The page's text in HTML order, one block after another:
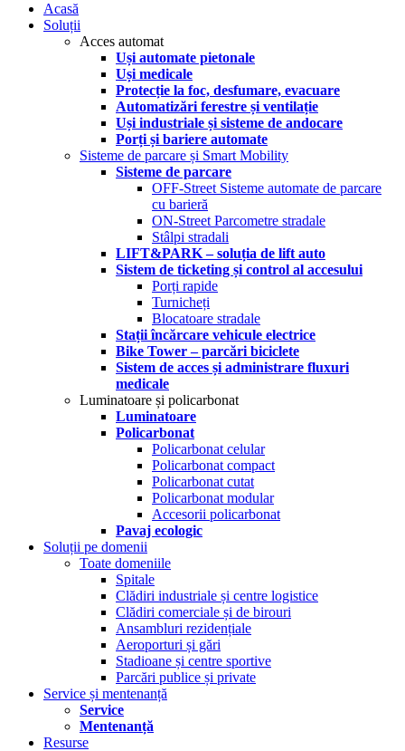
Acasă
Soluții
Acces automat
Uși automate pietonale
Uși medicale
Protecție la foc, desfumare, evacuare
Automatizări ferestre și ventilație
Uși industriale și sisteme de andocare
Porți și bariere automate
Sisteme de parcare și Smart Mobility
Sisteme de parcare
OFF-Street Sisteme automate de parcare
cu barieră
ON-Street Parcometre stradale
Stâlpi stradali
LIFT&PARK – soluția de lift auto
Sistem de ticketing și control al accesului
Porți rapide
Turnicheți
Blocatoare stradale
Stații încărcare vehicule electrice
Bike Tower – parcări biciclete
Sistem de acces și administrare fluxuri
medicale
Luminatoare și policarbonat
Luminatoare
Policarbonat
Policarbonat celular
Policarbonat compact
Policarbonat cutat
Policarbonat modular
Accesorii policarbonat
Pavaj ecologic
Soluții pe domenii
Toate domeniile
Spitale
Clădiri industriale și centre logistice
Clădiri comerciale și de birouri
Ansambluri rezidențiale
Aeroporturi și gări
Stadioane și centre sportive
Parcări publice și private
Service și mentenanță
Service
Mentenanță
Resurse